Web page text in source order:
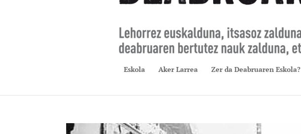
Eskola Aker Larrea Zer da Deabruaren Eskola?